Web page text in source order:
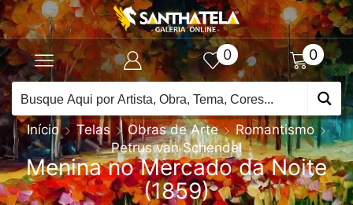
0 0
Início Telas Obras de Arte
Romantismo
Petrus van Schendel
Menina no Mercado da Noite
(1859)